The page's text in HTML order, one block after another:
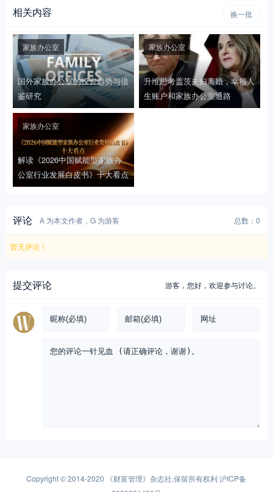
相关内容 换一批
国外家族办公室的投资趋势与借
鉴研究
家族办公室
升维思考盖茨夫妇离婚，幸福人
生账户和家族办公室通路
家族办公室
解读《2026中国赋能型家族办
公室行业发展白皮书》十大看点
家族办公室
评论 A 为本文作者，G 为游客 总数：0
暂无评论！
提交评论 游客，您好，欢迎参与讨论。
Copyright © 2014-2020 《财富管理》杂志社.保留所有权利沪ICP备